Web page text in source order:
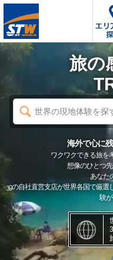
世界の現地体験を探
旅の
海外で心に
ワクワクできる旅を
想像のひとつ
あなた
39の自社直営支店が世界各国で厳
験が